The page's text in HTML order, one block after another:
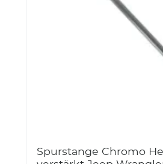
Spurstange Chromo